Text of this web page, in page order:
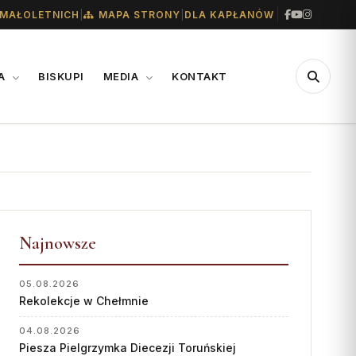
MAPA STRONY DLA KAPŁANÓW
BISKUPI MEDIA KONTAKT
MEDIALNE
Biuro
Współpraca
„GŁOS Z TORUNIA"
Redakcja
Archiwum
Ofiary na seminarium
Najnowsze
05.08.2026
Rekolekcje w Chełmnie
04.08.2026
Piesza Pielgrzymka Diecezji Toruńskiej